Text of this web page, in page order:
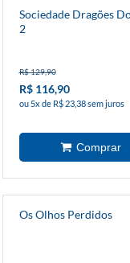
Sociedade Dragões
2
R$ 129,90
R$ 116,90
ou 5x de R$ 23,38 sem juros
Os Olhos Perdidos